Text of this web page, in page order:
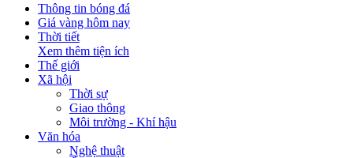
Thông tin bóng đá
Giá vàng hôm nay
Thời tiết
Xem thêm tiện ích
Thế giới
Xã hội
Thời sự
Giao thông
Môi trường - Khí hậu
Văn hóa
Nghệ thuật